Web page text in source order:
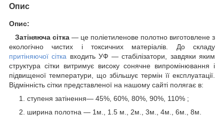
Опис
Опис:
Затіняюча сітка — це поліетиленове полотно виготовлене з
екологічно чистих і токсичних матеріалів. До складу
притіняючої сітка входить УФ — стабілізатори, завдяки яким
структура сітки витримує високу сонячне випромінювання і
підвищеної температури, що збільшує термін її експлуатації.
Відмінність сітки представленої на нашому сайті полягає в:
ступеня затінення— 45%, 60%, 80%, 90%, 110% ;
ширина полотна — 1м., 1.5 м., 2м., 3м., 4м., 6м., 8м.